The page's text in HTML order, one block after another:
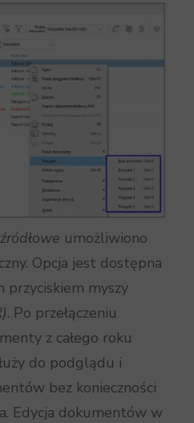
umożliwiono
Opcja jest dostępna
myszy
. Po przełączeniu
z całego roku
do podglądu i
bez konieczności
Edycja dokumentów w